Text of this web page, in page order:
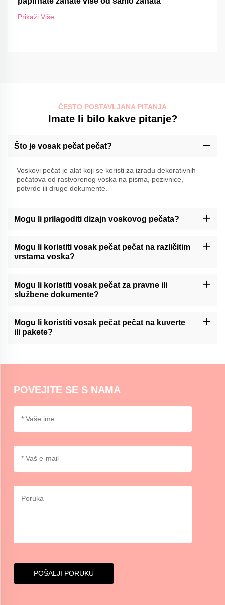
Prikaži Više
ČESTO POSTAVLJANA PITANJA
Imate li bilo kakve pitanje?
Što je vosak pečat pečat?
Voskovi pečat je alat koji se koristi za izradu dekorativnih
pečatova od rastvorenog voska na pisma, pozivnice,
potvrde ili druge dokumente.
Mogu li prilagoditi dizajn voskovog pečata?
pečat pečat. Molimo vas da kontaktirate našu podršku ili provjerite
našu web stranicu za dostupne usluge prilagođavanja.
Mogu li koristiti vosak pečat pečat na različitim
vrstama voska?
vrstama pečatnog voska, uključujući tradicionalne vosne štapove
ili moderni ljepljivi vosak.
Mogu li koristiti vosak pečat za pravne ili
službene dokumente?
ili službenim dokumentima. Međutim, preporučuje se poštovanje
posebnih propisa ili smjernica u vezi s pečatima za takve
dokumente.
Mogu li koristiti vosak pečat pečat na kuverte
ili pakete?
potrebno dodatno ljepilno ili trake.
POVEJITE SE S NAMA
POŠALJI PORUKU